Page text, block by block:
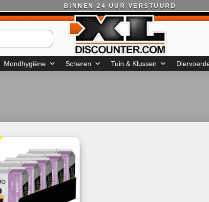
BINNEN 24 UUR VERSTUURD
Mondhygiëne Scheren Tuin & Klussen